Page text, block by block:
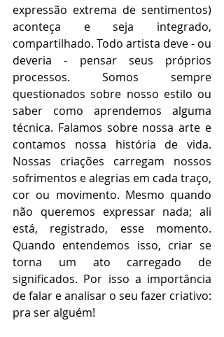
expressão extrema de sentimentos)
aconteça e seja integrado,
compartilhado. Todo artista deve - ou
deveria - pensar seus próprios
processos. Somos sempre
questionados sobre nosso estilo ou
saber como aprendemos alguma
técnica. Falamos sobre nossa arte e
contamos nossa história de vida.
Nossas criações carregam nossos
sofrimentos e alegrias em cada traço,
cor ou movimento. Mesmo quando
não queremos expressar nada; ali
está, registrado, esse momento.
Quando entendemos isso, criar se
torna um ato carregado de
significados. Por isso a importância
de falar e analisar o seu fazer criativo:
pra ser alguém!